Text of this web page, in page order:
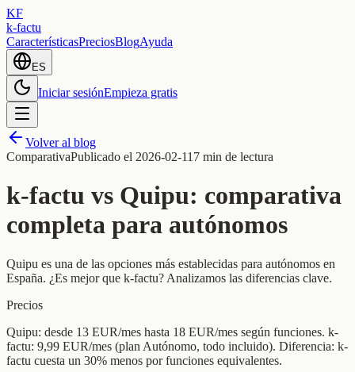
KF
k-factu
CaracterísticasPreciosBlogAyuda
ES
Iniciar sesiónEmpieza gratis
Volver al blog
ComparativaPublicado el 2026-02-11 7 min de lectura
k-factu vs Quipu: comparativa
completa para autónomos
Quipu es una de las opciones más establecidas para autónomos en
España. ¿Es mejor que k-factu? Analizamos las diferencias clave.
Precios
Quipu: desde 13 EUR/mes hasta 18 EUR/mes según funciones. k-
factu: 9,99 EUR/mes (plan Autónomo, todo incluido). Diferencia: k-
factu cuesta un 30% menos por funciones equivalentes.